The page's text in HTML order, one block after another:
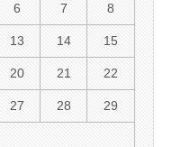
6 7 8
13 14 15
20 21 22
27 28 29